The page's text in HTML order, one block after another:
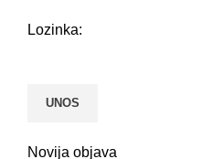
Lozinka:
Novija objava